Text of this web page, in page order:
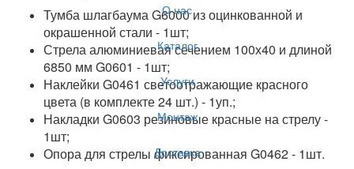
О нас
Каталог
Услуги
Монтаж
Доставка
Тумба шлагбаума G6000 из оцинкованной и
окрашенной стали - 1шт;
Стрела алюминиевая сечением 100х40 и длиной
6850 мм G0601 - 1шт;
Наклейки G0461 светоотражающие красного
цвета (в комплекте 24 шт.) - 1уп.;
Накладки G0603 резиновые красные на стрелу -
1шт;
Опора для стрелы фиксированная G0462 - 1шт.